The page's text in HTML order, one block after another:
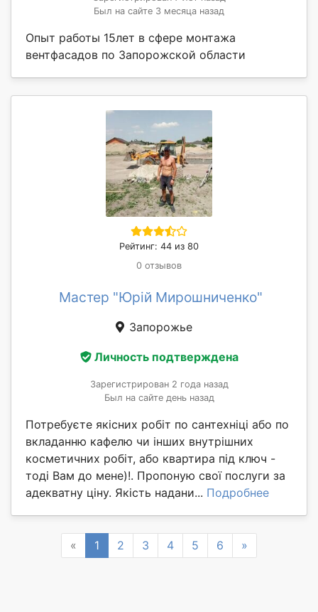
Был на сайте 3 месяца назад
Опыт работы 15лет в сфере монтажа
вентфасадов по Запорожской области
Рейтинг: 44 из 80
0 отзывов
Мастер "Юрій Мирошниченко"
Запорожье
Личность подтверждена
Зарегистрирован 2 года назад
Был на сайте день назад
Потребуєте якісних робіт по сантехніці або по
вкладанню кафелю чи інших внутрішних
косметичних робіт, або квартира під ключ -
тоді Вам до мене)!. Пропоную свої послуги за
адекватну ціну. Якість надани... Подробнее
« Previous
1 2 3 4 5 6 »